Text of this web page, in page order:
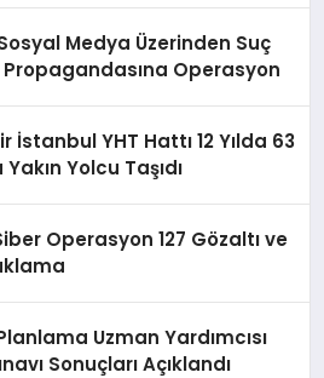
Medya Üzerinden Suç
Operasyon
İstanbul YHT Hattı 12 Yılda 63
Yolcu Taşıdı
Operasyon 127 Gözaltı ve
Uzman Yardımcısı
Sonuçları Açıklandı